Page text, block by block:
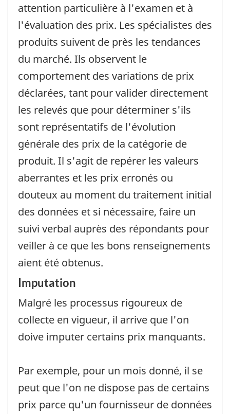
attention particulière à l'examen et à
l'évaluation des prix. Les spécialistes des
produits suivent de près les tendances
du marché. Ils observent le
comportement des variations de prix
déclarées, tant pour valider directement
les relevés que pour déterminer s'ils
sont représentatifs de l'évolution
générale des prix de la catégorie de
produit. Il s'agit de repérer les valeurs
aberrantes et les prix erronés ou
douteux au moment du traitement initial
des données et si nécessaire, faire un
suivi verbal auprès des répondants pour
veiller à ce que les bons renseignements
aient été obtenus.
Imputation
Malgré les processus rigoureux de
collecte en vigueur, il arrive que l'on
doive imputer certains prix manquants.
Par exemple, pour un mois donné, il se
peut que l'on ne dispose pas de certains
prix parce qu'un fournisseur de données